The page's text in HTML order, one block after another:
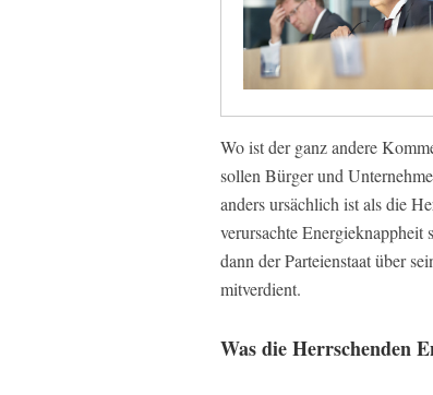
Wo ist der ganz andere
sollen Bürger und
anders ursächlich ist als die
verursachte Energieknappheit
dann der Parteienstaat über
mitverdient.
Was die Herrschenden